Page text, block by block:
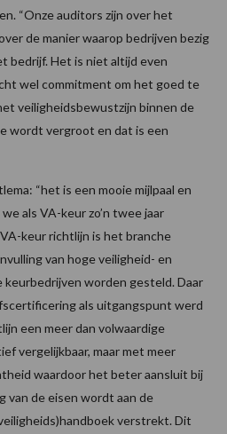
“Onze auditors zijn over het
de manier waarop bedrijven bezig
bedrijf. Het is niet altijd even
wel commitment om het goed te
veiligheidsbewustzijn binnen de
wordt vergroot en dat is een
“het is een mooie mijlpaal en
als VA-keur zo’n twee jaar
keur richtlijn is het branche
van hoge veiligheid- en
keurbedrijven worden gesteld. Daar
als uitgangspunt werd
een meer dan volwaardige
vergelijkbaar, maar met meer
waardoor het beter aansluit bij
van de eisen wordt aan de
verstrekt. Dit